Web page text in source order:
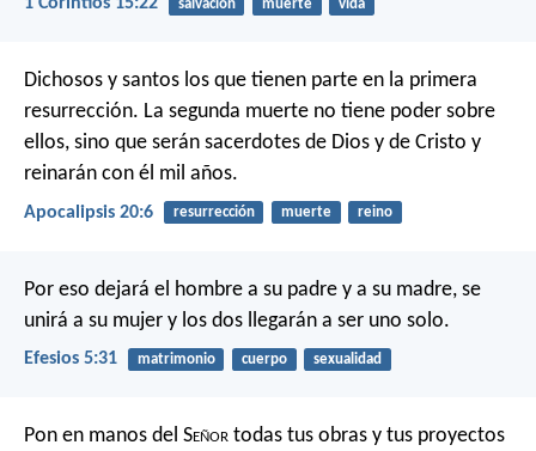
salvación muerte vida
Dichosos y santos los que tienen parte en la primera
resurrección. La segunda muerte no tiene poder sobre
ellos, sino que serán sacerdotes de Dios y de Cristo y
reinarán con él mil años.
Apocalipsis 20:6 resurrección muerte reino
Por eso dejará el hombre a su padre y a su madre, se
unirá a su mujer y los dos llegarán a ser uno solo.
Efesios 5:31 matrimonio cuerpo sexualidad
Pon en manos del Señor todas tus obras y tus proyectos